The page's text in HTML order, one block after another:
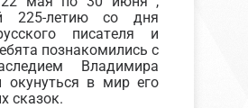
225-летию со дня
писателя и
познакомились с
Владимира
окунуться в мир его
сказок.